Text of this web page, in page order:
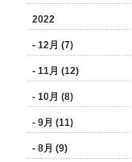
2022
- 12月 (7)
- 11月 (12)
- 10月 (8)
- 9月 (11)
- 8月 (9)